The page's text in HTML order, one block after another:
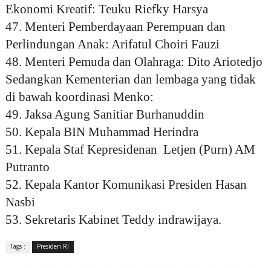
Ekonomi Kreatif: Teuku Riefky Harsya
47. Menteri Pemberdayaan Perempuan dan
Perlindungan Anak: Arifatul Choiri Fauzi
48. Menteri Pemuda dan Olahraga: Dito Ariotedjo
Sedangkan Kementerian dan lembaga yang tidak
di bawah koordinasi Menko:
49. Jaksa Agung Sanitiar Burhanuddin
50. ⁠Kepala BIN Muhammad Herindra
51. Kepala Staf Kepresidenan Letjen (Purn) AM
Putranto
52. ⁠Kepala Kantor Komunikasi Presiden Hasan
Nasbi
53. ⁠Sekretaris Kabinet Teddy indrawijaya.
Tags : Presiden RI